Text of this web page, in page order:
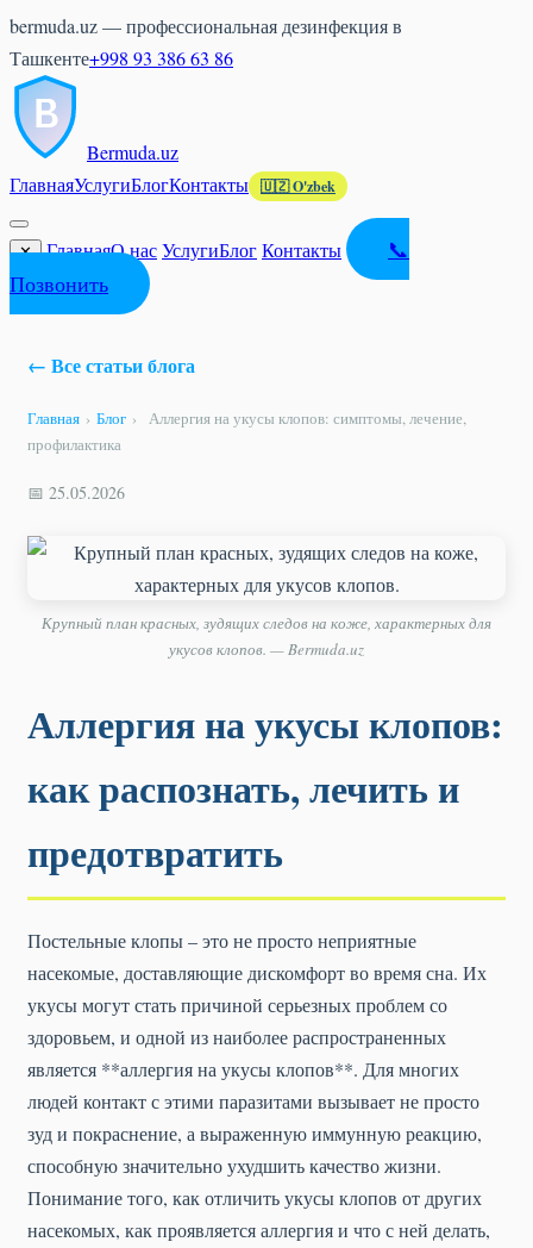
bermuda.uz — профессиональная дезинфекция в
Ташкенте+998 93 386 63 86
Bermuda.uz
ГлавнаяУслугиБлогКонтакты 🇺🇿 O'zbek
✕ ГлавнаяО насУслугиБлогКонтакты
📞
Позвонить
← Все статьи блога
Главная › Блог ›
Аллергия на укусы клопов: симптомы, лечение,
профилактика
📅 25.05.2026
Крупный план красных, зудящих следов на коже, характерных для
укусов клопов. — Bermuda.uz
Аллергия на укусы клопов:
как распознать, лечить и
предотвратить
Постельные клопы – это не просто неприятные
насекомые, доставляющие дискомфорт во время сна. Их
укусы могут стать причиной серьезных проблем со
здоровьем, и одной из наиболее распространенных
является **аллергия на укусы клопов**. Для многих
людей контакт с этими паразитами вызывает не просто
зуд и покраснение, а выраженную иммунную реакцию,
способную значительно ухудшить качество жизни.
Понимание того, как отличить укусы клопов от других
насекомых, как проявляется аллергия и что с ней делать,